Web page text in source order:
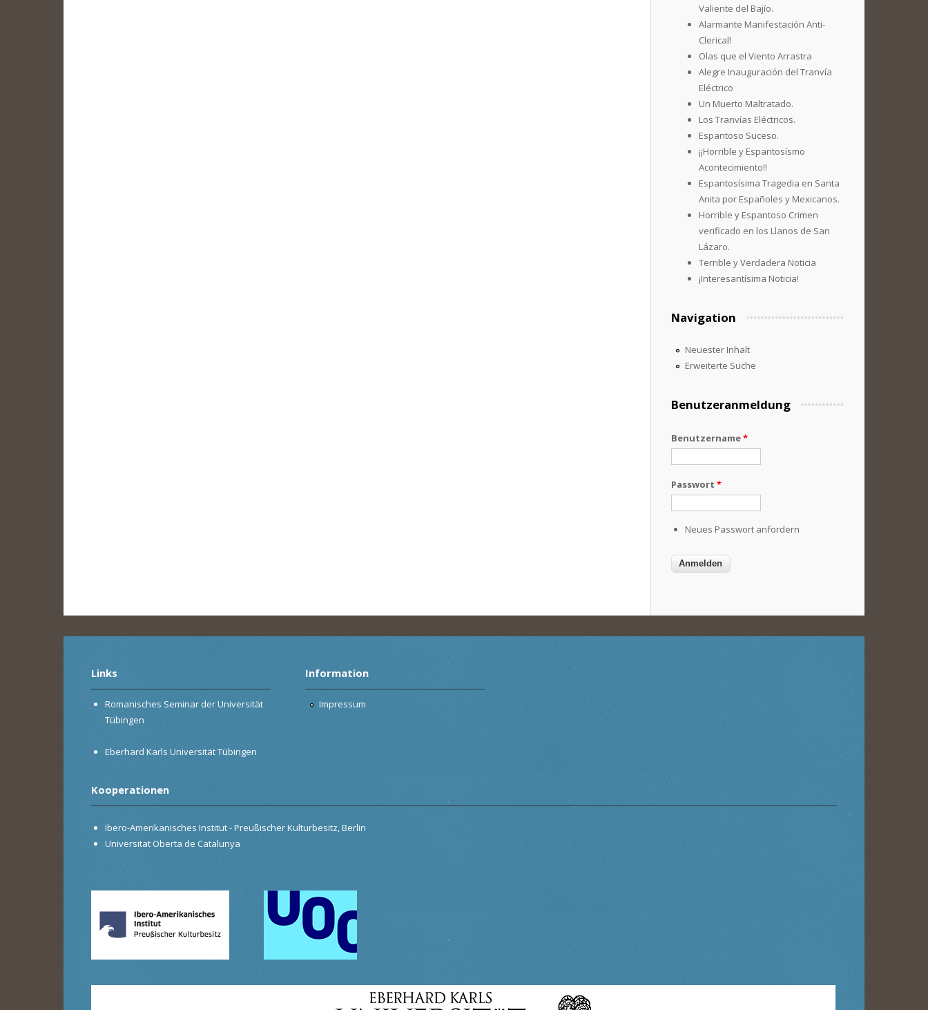
Valiente del Bajío.
Alarmante Manifestación Anti-
Clerical!
Olas que el Viento Arrastra
Alegre Inauguración del Tranvía
Eléctrico
Un Muerto Maltratado.
Los Tranvías Eléctricos.
Espantoso Suceso.
¡¡Horrible y Espantosísmo
Acontecimiento!!
Espantosísima Tragedia en Santa
Anita por Españoles y Mexicanos.
Horrible y Espantoso Crimen
verificado en los Llanos de San
Lázaro.
Terrible y Verdadera Noticia
¡Interesantísima Noticia!
Navigation
Neuester Inhalt
Erweiterte Suche
Benutzeranmeldung
Benutzername*
Passwort *
Neues Passwort anfordern
Links
Romanisches Seminar der Universität
Tübingen
Eberhard Karls Universität Tübingen
Information
Impressum
Kooperationen
Ibero-Amerikanisches Institut - Preußischer Kulturbesitz, Berlin
Universitat Oberta de Catalunya